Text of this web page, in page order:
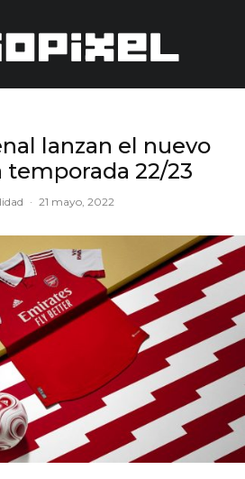
lanzan el nuevo
temporada 22/23
· 21 mayo, 2022